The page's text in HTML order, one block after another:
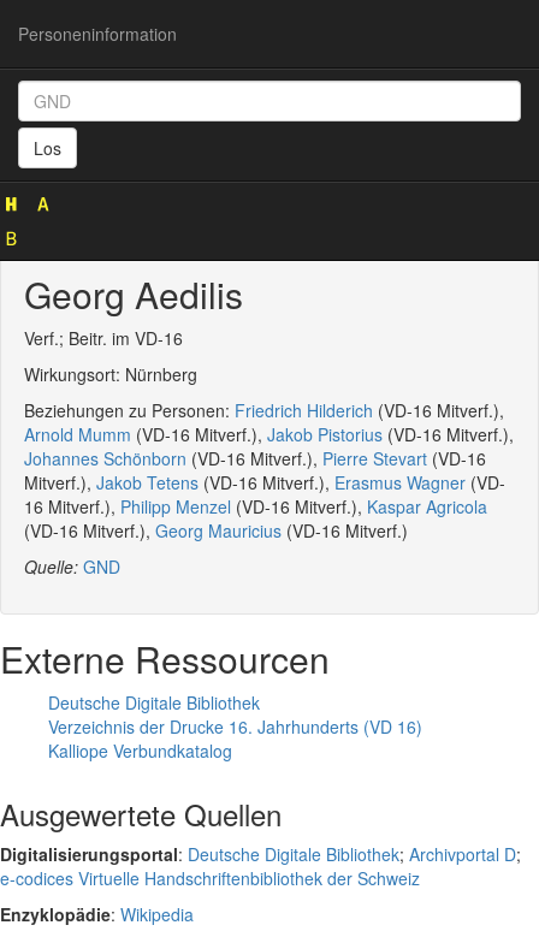
Personeninformation
Los
Personeninformation
119601362)
Georg Aedilis
Verf.; Beitr. im VD-16
Wirkungsort: Nürnberg
Beziehungen zu Personen: Friedrich Hilderich (VD-16 Mitverf.),
Arnold Mumm (VD-16 Mitverf.), Jakob Pistorius (VD-16 Mitverf.),
Johannes Schönborn (VD-16 Mitverf.), Pierre Stevart (VD-16
Mitverf.), Jakob Tetens (VD-16 Mitverf.), Erasmus Wagner (VD-
16 Mitverf.), Philipp Menzel (VD-16 Mitverf.), Kaspar Agricola
(VD-16 Mitverf.), Georg Mauricius (VD-16 Mitverf.)
Quelle: GND
Externe Ressourcen
Deutsche Digitale Bibliothek
Verzeichnis der Drucke 16. Jahrhunderts (VD 16)
Kalliope Verbundkatalog
Ausgewertete Quellen
Digitalisierungsportal: Deutsche Digitale Bibliothek; Archivportal D;
e-codices Virtuelle Handschriftenbibliothek der Schweiz
Enzyklopädie: Wikipedia